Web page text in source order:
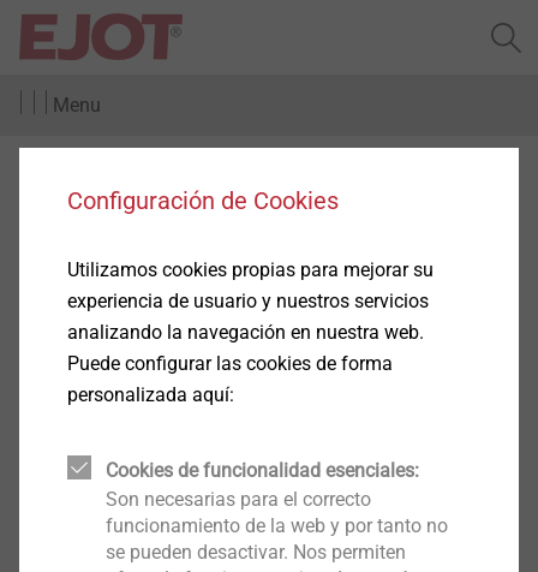
Menu
Configuración de Cookies
Utilizamos cookies propias para mejorar su
experiencia de usuario y nuestros servicios
analizando la navegación en nuestra web.
Puede configurar las cookies de forma
personalizada aquí:
Cookies de funcionalidad esenciales:
Son necesarias para el correcto
funcionamiento de la web y por tanto no
se pueden desactivar. Nos permiten